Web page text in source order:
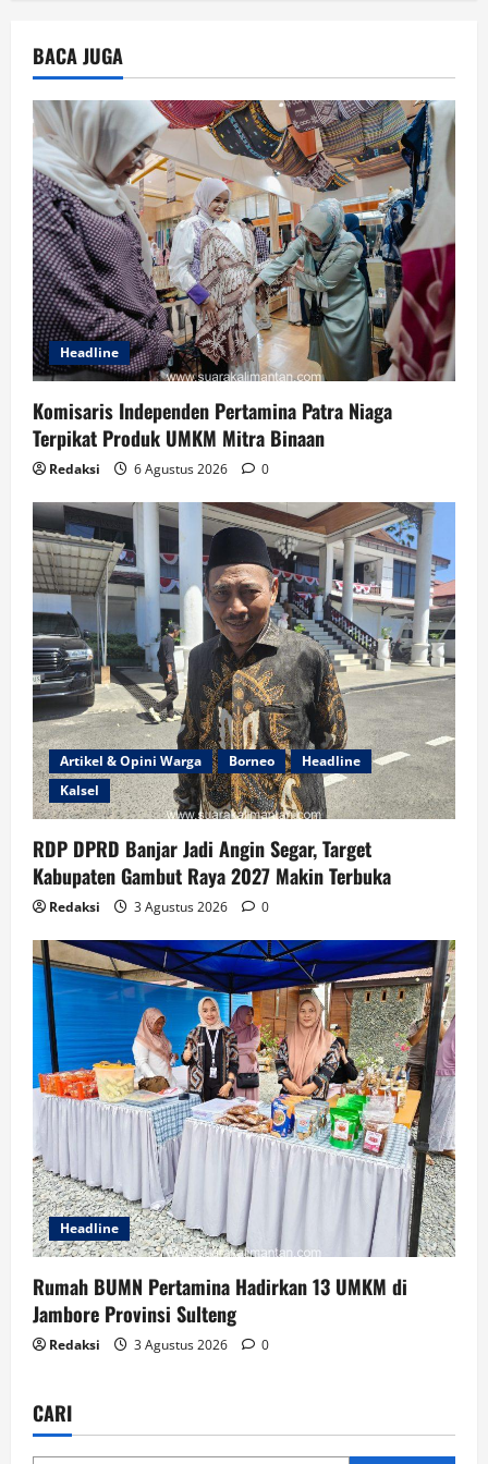
BACA JUGA
Headline
Komisaris Independen Pertamina Patra Niaga
Terpikat Produk UMKM Mitra Binaan
Redaksi 6 Agustus 2026 0
Artikel & Opini Warga Borneo
Headline
Kalsel
RDP DPRD Banjar Jadi Angin Segar, Target
Kabupaten Gambut Raya 2027 Makin Terbuka
Redaksi 3 Agustus 2026 0
Headline
Rumah BUMN Pertamina Hadirkan 13 UMKM di
Jambore Provinsi Sulteng
Redaksi 3 Agustus 2026 0
CARI